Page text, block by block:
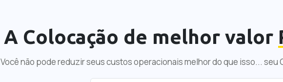
A Colocação de melhor valor
Você não pode reduzir seus custos operacionais melhor do que isso... seu